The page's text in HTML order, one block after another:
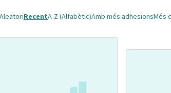
AleatoriRecentA-Z (Alfabètic)Amb més adhesionsMés